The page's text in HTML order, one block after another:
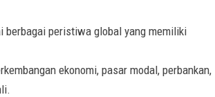
berbagai peristiwa global yang memiliki
ekonomi, pasar modal, perbankan,